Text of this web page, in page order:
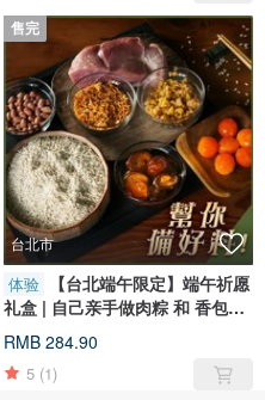
售完
台北市
体验
【台北端午限定】端午祈愿
礼盒 | 自己亲手做肉粽 和 香包
DIY
RMB 284.90
5 (1)